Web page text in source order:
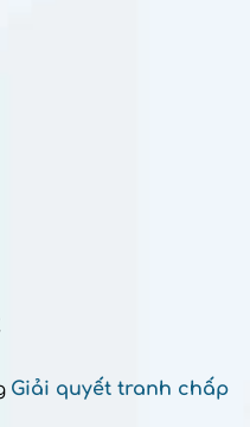
Giải quyết tranh chấp